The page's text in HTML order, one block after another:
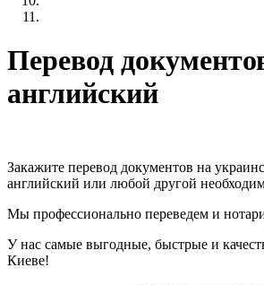
Перевод
английский
Закажите перевод документов на
английский или любой другой
Мы профессионально переведем и
У нас самые выгодные, быстрые и
Киеве!